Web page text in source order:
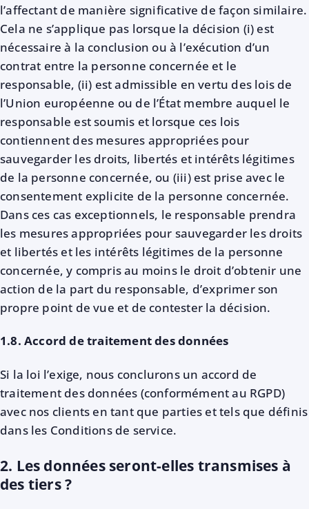
l’affectant de manière significative de façon similaire.
Cela ne s’applique pas lorsque la décision (i) est
nécessaire à la conclusion ou à l’exécution d’un
contrat entre la personne concernée et le
responsable, (ii) est admissible en vertu des lois de
l’Union européenne ou de l’État membre auquel le
responsable est soumis et lorsque ces lois
contiennent des mesures appropriées pour
sauvegarder les droits, libertés et intérêts légitimes
de la personne concernée, ou (iii) est prise avec le
consentement explicite de la personne concernée.
Dans ces cas exceptionnels, le responsable prendra
les mesures appropriées pour sauvegarder les droits
et libertés et les intérêts légitimes de la personne
concernée, y compris au moins le droit d’obtenir une
action de la part du responsable, d’exprimer son
propre point de vue et de contester la décision.
1.8. Accord de traitement des données
Si la loi l’exige, nous conclurons un accord de
traitement des données (conformément au RGPD)
avec nos clients en tant que parties et tels que définis
dans les Conditions de service.
2. Les données seront-elles transmises à
des tiers ?